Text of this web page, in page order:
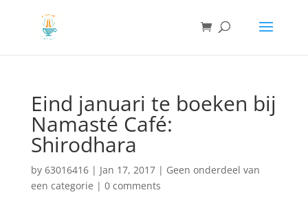
Eind januari te boeken bij
Namasté Café:
Shirodhara
by 63016416| Jan 17, 2017| Geen onderdeel van
een categorie | 0 comments